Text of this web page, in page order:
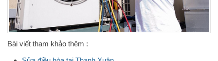
Bài viết tham khảo thêm :